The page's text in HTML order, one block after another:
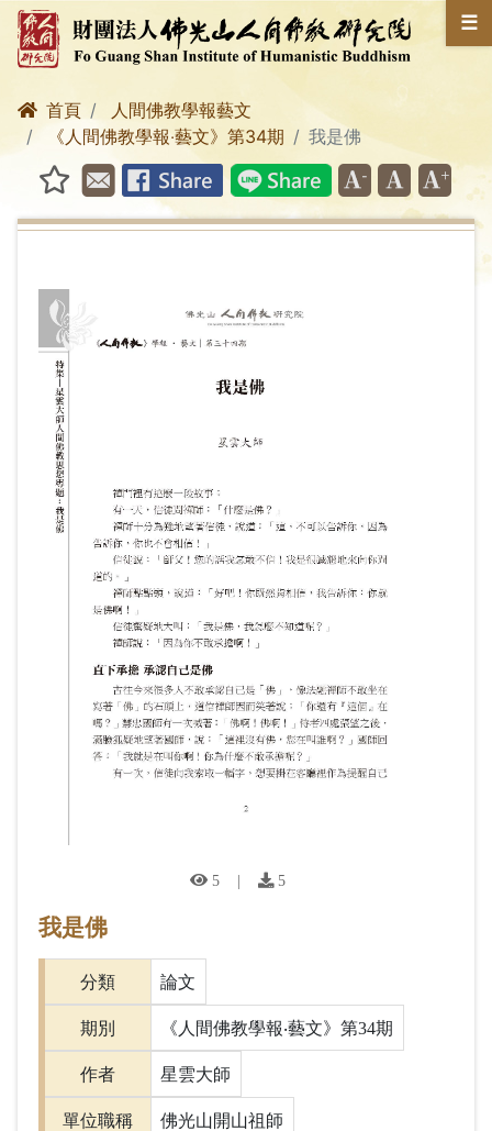
☰
首頁
人間佛教學報藝文
《人間佛教學報‧藝文》第34期
我是佛
5 | 5
我是佛
分類 論文
期別 《人間佛教學報‧藝文》第34期
作者 星雲大師
單位職稱 佛光山開山祖師